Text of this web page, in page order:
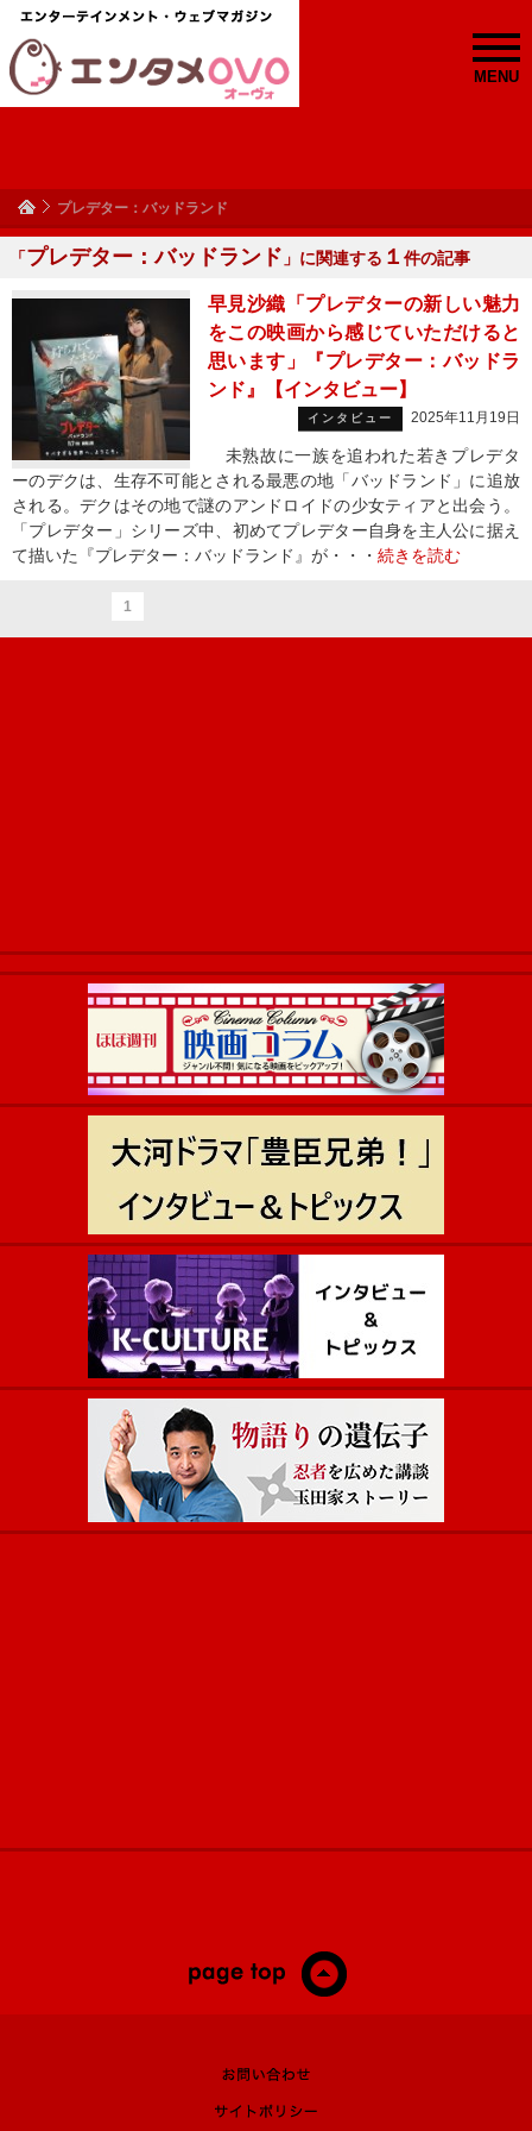
MENU
プレデター：バッドランド
「プレデター：バッドランド 」に関連する １ 件の記事
早見沙織「プレデターの新しい魅力
をこの映画から感じていただけると
思います」『プレデター：バッドラ
ンド』【インタビュー】
インタビュー 2025年11月19日
未熟故に一族を追われた若きプレデタ
ーのデクは、生存不可能とされる最悪の地「バッドランド」に追放
される。デクはその地で謎のアンドロイドの少女ティアと出会う。
「プレデター」シリーズ中、初めてプレデター自身を主人公に据え
て描いた『プレデター：バッドランド』が・・・ 続きを読む
1